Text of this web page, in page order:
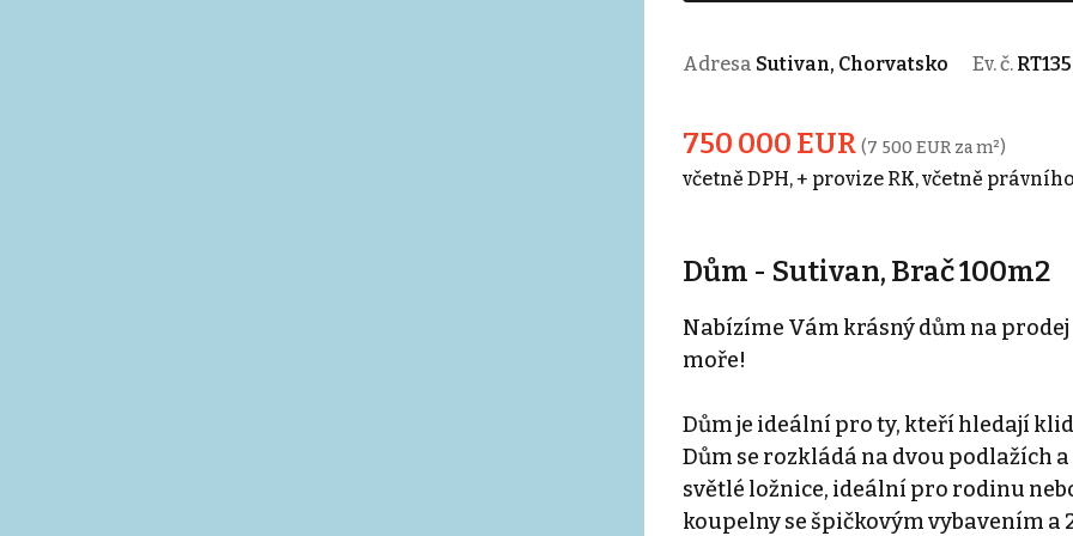
Adresa Sutivan, Chorvatsko Ev. č.
750 000 EUR (7 500 EUR za m²)
včetně DPH, + provize RK, včetně
Dům - Sutivan, Brač 100m2
Nabízíme Vám krásný dům na
moře!
Dům je ideální pro ty, kteří hledají
Dům se rozkládá na dvou podlažích
světlé ložnice, ideální pro rodinu
koupelny se špičkovým vybavením